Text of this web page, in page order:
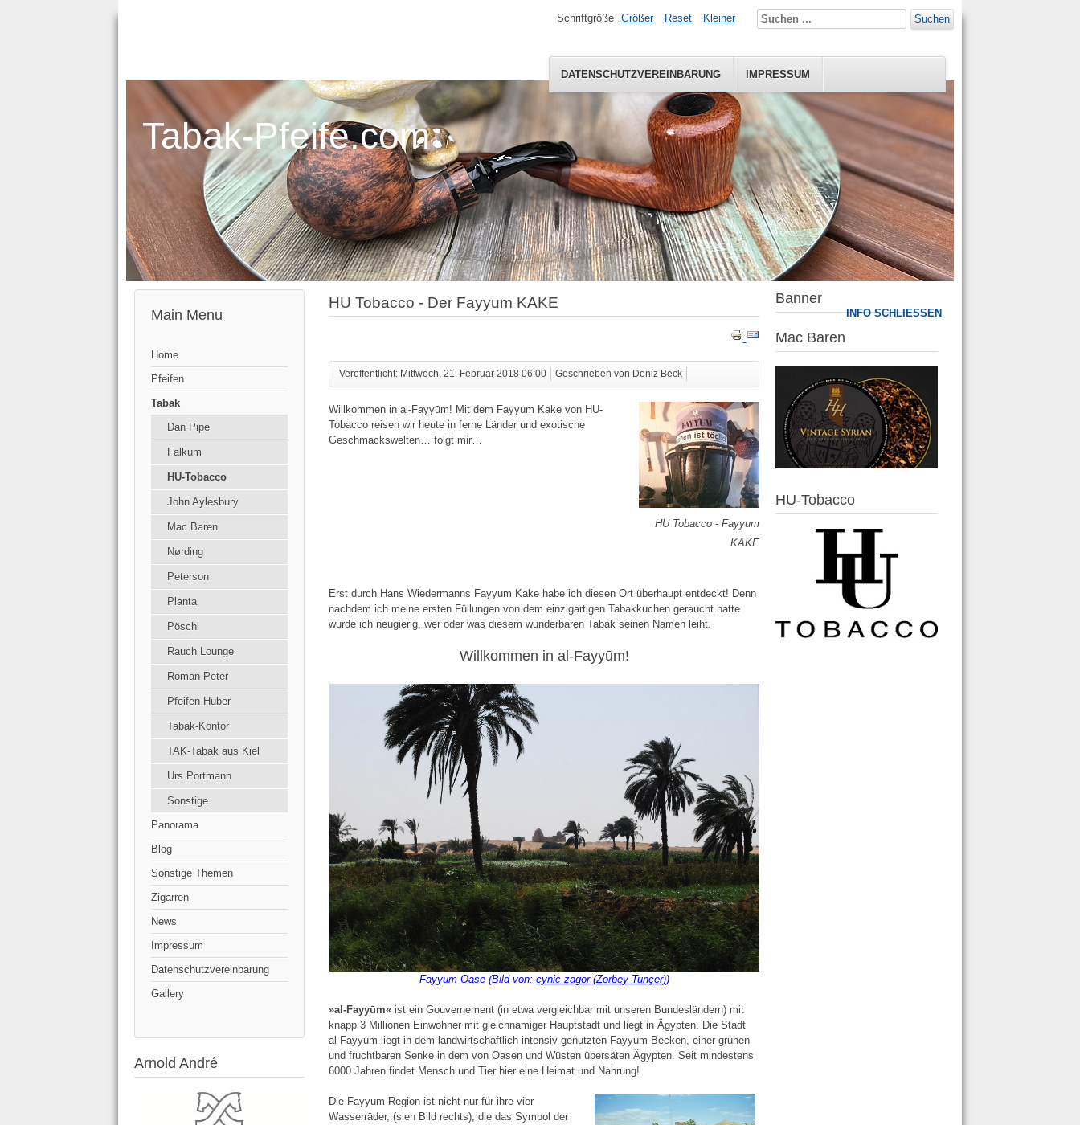
Tabak-Pfeife.com
Schriftgröße Größer Reset Kleiner Suchen
DATENSCHUTZVEREINBARUNG IMPRESSUM
Main Menu
Home
Pfeifen
Tabak
Dan Pipe
Falkum
HU-Tobacco
John Aylesbury
Mac Baren
Nørding
Peterson
Planta
Pöschl
Rauch Lounge
Roman Peter
Pfeifen Huber
Tabak-Kontor
TAK-Tabak aus Kiel
Urs Portmann
Sonstige
Panorama
Blog
Sonstige Themen
Zigarren
News
Impressum
Datenschutzvereinbarung
Gallery
Arnold André
HU Tobacco - Der Fayyum KAKE
Veröffentlicht: Mittwoch, 21. Februar 2018 06:00 Geschrieben von Deniz Beck
HU Tobacco - Fayyum
KAKE
Willkommen in al-Fayyūm! Mit dem Fayyum Kake von HU-
Tobacco reisen wir heute in ferne Länder und exotische
Geschmackswelten… folgt mir…
Erst durch Hans Wiedermanns Fayyum Kake habe ich diesen Ort überhaupt entdeckt! Denn
nachdem ich meine ersten Füllungen von dem einzigartigen Tabakkuchen geraucht hatte
wurde ich neugierig, wer oder was diesem wunderbaren Tabak seinen Namen leiht.
Willkommen in al-Fayyūm!
Fayyum Oase (Bild von: cynic zagor (Zorbey Tunçer))
»al-Fayyūm« ist ein Gouvernement (in etwa vergleichbar mit unseren Bundesländern) mit
knapp 3 Millionen Einwohner mit gleichnamiger Hauptstadt und liegt in Ägypten. Die Stadt
al-Fayyūm liegt in dem landwirtschaftlich intensiv genutzten Fayyum-Becken, einer grünen
und fruchtbaren Senke in dem von Oasen und Wüsten übersäten Ägypten. Seit mindestens
6000 Jahren findet Mensch und Tier hier eine Heimat und Nahrung!
Die Fayyum Region ist nicht nur für ihre vier
Wasserräder, (sieh Bild rechts), die das Symbol der
INFO SCHLIESSEN
Banner
Mac Baren
HU-Tobacco